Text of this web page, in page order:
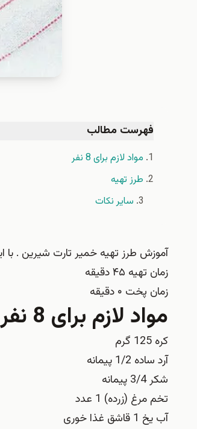
فهرست مطالب
مواد لازم برای 8 نفر
طرز تهیه
سایر نکات
آموزش طرز تهیه خمیر تارت شیرین .
زمان تهیه ۴۵ دقیقه
زمان پخت ۰ دقیقه
مواد لازم برای 8 نفر
کره 125 گرم
آرد ساده 1/2 پیمانه
شکر 3/4 پیمانه
تخم مرغ (زرده) 1 عدد
آب یخ 1 قاشق غذا خوری